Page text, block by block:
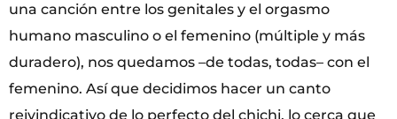
una canción entre los genitales y el orgasmo
humano masculino o el femenino (múltiple y más
duradero), nos quedamos –de todas, todas– con el
femenino. Así que decidimos hacer un canto
reivindicativo de lo perfecto del chichi, lo cerca que